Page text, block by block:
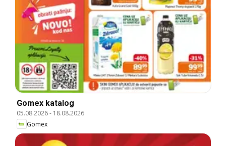
Gomex katalog
05.08.2026- 18.08.2026
Gomex